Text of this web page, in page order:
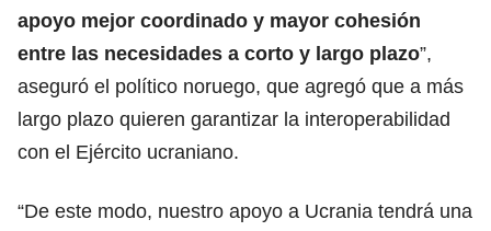
apoyo mejor coordinado y mayor cohesión
entre las necesidades a corto y largo plazo”,
aseguró el político noruego, que agregó que a más
largo plazo quieren garantizar la interoperabilidad
con el Ejército ucraniano.
“De este modo, nuestro apoyo a Ucrania tendrá una